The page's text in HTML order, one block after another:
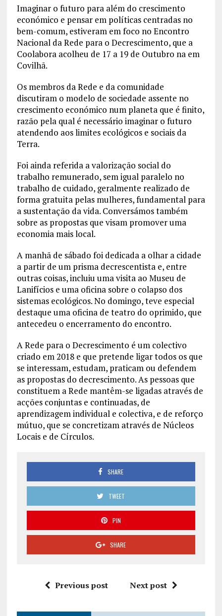
Imaginar o futuro para além do crescimento
económico e pensar em políticas centradas no
bem-comum, estiveram em foco no Encontro
Nacional da Rede para o Decrescimento, que a
Coolabora acolheu de 17 a 19 de Outubro na em
Covilhã.
Os membros da Rede e da comunidade
discutiram o modelo de sociedade assente no
crescimento económico num planeta que é finito,
razão pela qual é necessário imaginar o futuro
atendendo aos limites ecológicos e sociais da
Terra.
Foi ainda referida a valorização social do
trabalho remunerado, sem igual paralelo no
trabalho de cuidado, geralmente realizado de
forma gratuita pelas mulheres, fundamental para
a sustentação da vida. Conversámos também
sobre as propostas que visam promover uma
economia mais local.
A manhã de sábado foi dedicada a olhar a cidade
a partir de um prisma decrescentista e, entre
outras coisas, incluiu uma visita ao Museu de
Lanifícios e uma oficina sobre o colapso dos
sistemas ecológicos. No domingo, teve especial
destaque uma oficina de teatro do oprimido, que
antecedeu o encerramento do encontro.
A Rede para o Decrescimento é um colectivo
criado em 2018 e que pretende ligar todos os que
se interessam, estudam, praticam ou defendem
as propostas do decrescimento. As pessoas que
constituem a Rede mantêm-se ligadas através de
acções conjuntas e continuadas, de
aprendizagem individual e colectiva, e de reforço
mútuo, que se concretizam através de Núcleos
Locais e de Círculos.
SHARE
TWEET
PIN
SHARE
Previous post Next post